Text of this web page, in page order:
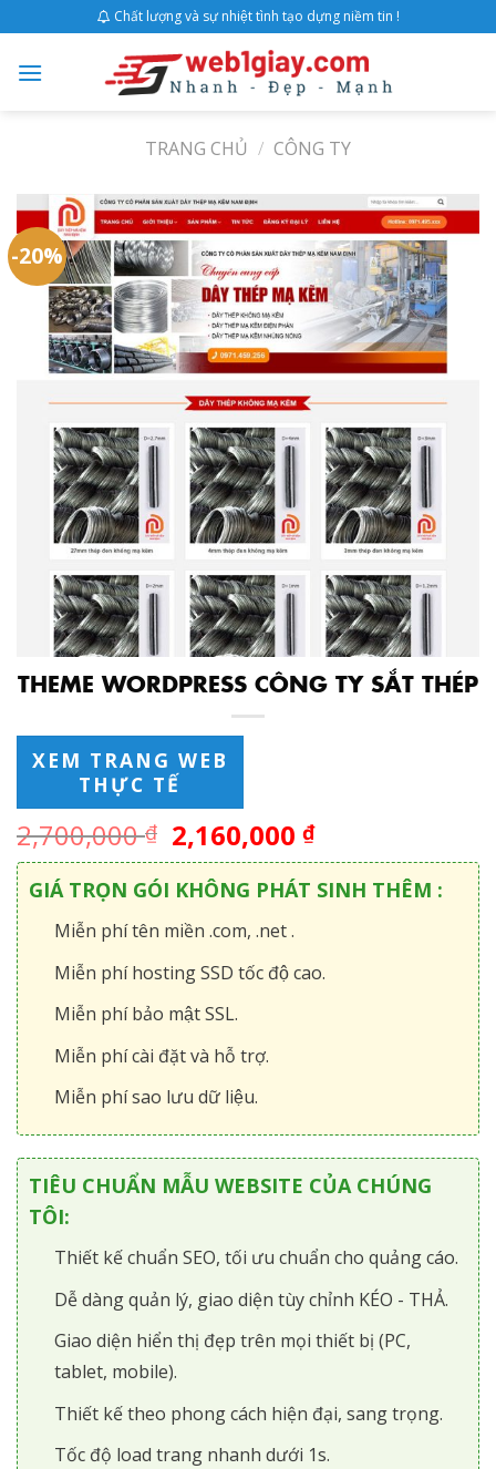
content
Chất lượng và sự nhiệt tình tạo dựng niềm tin !
TRANG CHỦ / CÔNG TY
-20%
THEME WORDPRESS CÔNG TY SẮT THÉP
XEM TRANG WEB
THỰC TẾ
2,700,000₫ 2,160,000₫
GIÁ TRỌN GÓI KHÔNG PHÁT SINH THÊM :
Miễn phí tên miền .com, .net .
Miễn phí hosting SSD tốc độ cao.
Miễn phí bảo mật SSL.
Miễn phí cài đặt và hỗ trợ.
Miễn phí sao lưu dữ liệu.
TIÊU CHUẨN MẪU WEBSITE CỦA CHÚNG
TÔI:
Thiết kế chuẩn SEO, tối ưu chuẩn cho quảng cáo.
Dễ dàng quản lý, giao diện tùy chỉnh KÉO - THẢ.
Giao diện hiển thị đẹp trên mọi thiết bị (PC,
tablet, mobile).
Thiết kế theo phong cách hiện đại, sang trọng.
Tốc độ load trang nhanh dưới 1s.